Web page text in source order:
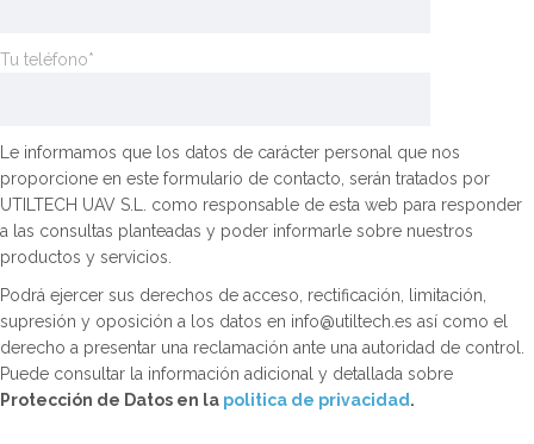
Tu teléfono*
Le informamos que los datos de carácter personal que nos
proporcione en este formulario de contacto, serán tratados por
UTILTECH UAV S.L. como responsable de esta web para responder
a las consultas planteadas y poder informarle sobre nuestros
productos y servicios.
Podrá ejercer sus derechos de acceso, rectificación, limitación,
supresión y oposición a los datos en info@utiltech.es así como el
derecho a presentar una reclamación ante una autoridad de control.
Puede consultar la información adicional y detallada sobre
Protección de Datos en la politica de privacidad .